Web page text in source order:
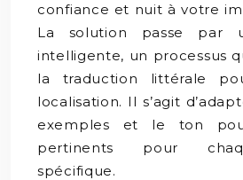
confiance et nuit à votre
La solution passe par
intelligente, un processus
la traduction littérale
localisation. Il s’agit
exemples et le ton
pertinents pour
spécifique.